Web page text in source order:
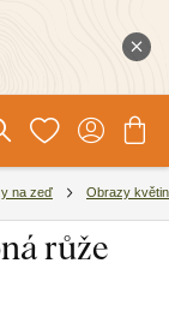
na zeď Obrazy květin
růže